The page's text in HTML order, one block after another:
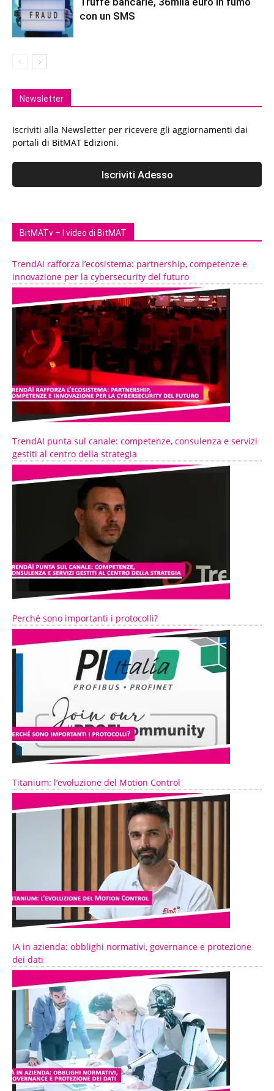
con un SMS
Newsletter
Iscriviti alla Newsletter per ricevere gli aggiornamenti dai
portali di BitMAT Edizioni.
BitMATv – I video di BitMAT
TrendAI rafforza l’ecosistema: partnership, competenze e
innovazione per la cybersecurity del futuro
TrendAI punta sul canale: competenze, consulenza e servizi
gestiti al centro della strategia
Perché sono importanti i protocolli?
Titanium: l’evoluzione del Motion Control
IA in azienda: obblighi normativi, governance e protezione
dei dati